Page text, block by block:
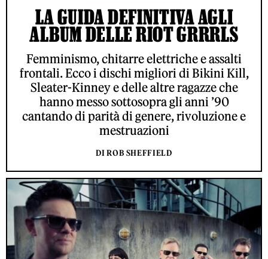
LA GUIDA DEFINITIVA AGLI
ALBUM DELLE RIOT GRRRLS
Femminismo, chitarre elettriche e assalti
frontali. Ecco i dischi migliori di Bikini Kill,
Sleater-Kinney e delle altre ragazze che
hanno messo sottosopra gli anni ’90
cantando di parità di genere, rivoluzione e
mestruazioni
DI ROB SHEFFIELD